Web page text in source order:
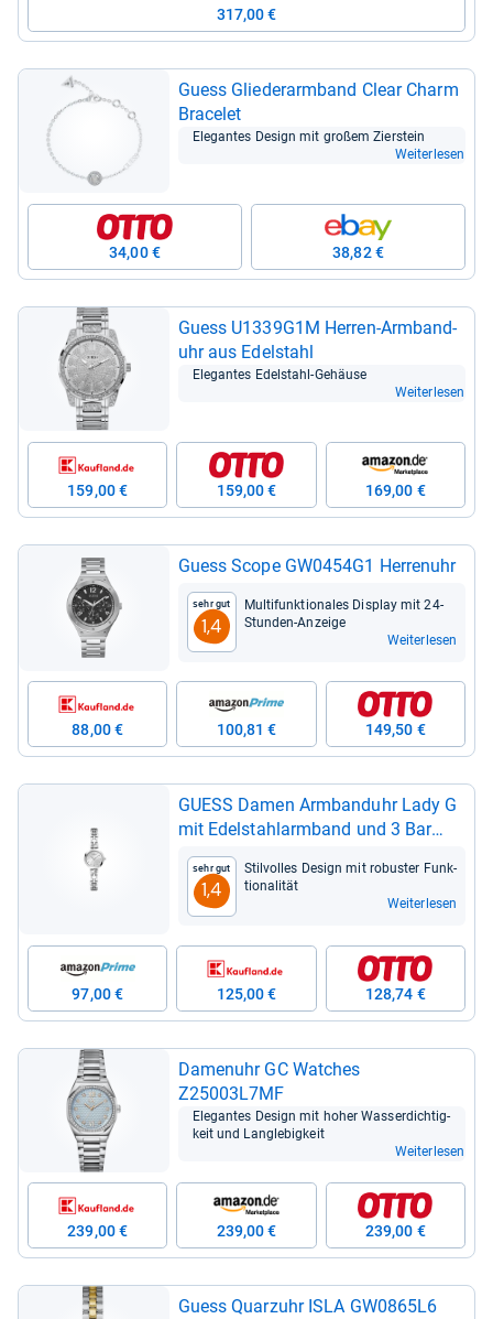
317,00 €
Guess Glie­der­arm­band Clear Charm
Bra­ce­let
Ele­gan­tes Design mit großem Zier­stein
Weiterlesen
34,00 € 38,82 €
Guess U1339G1M Her­ren-​Arm­band­
uhr aus Edel­stahl
Ele­gan­tes Edel­stahl-​Gehäuse
Weiterlesen
159,00 € 159,00 € 169,00 €
Guess Scope GW0454G1 Her­ren­uhr
Sehr gut
1,4
Mul­ti­funk­tio­na­les Dis­play mit 24-​
Stun­den-​Anzeige
Weiterlesen
88,00 € 100,81 € 149,50 €
GUESS Damen Arm­band­uhr Lady G
mit Edel­stahl­arm­band und 3 Bar
Was­ser­dich­tig­keit
Sehr gut
1,4
Stil­vol­les Design mit robus­ter Funk­
tio­na­li­tät
Weiterlesen
97,00 € 125,00 € 128,74 €
Damen­uhr GC Wat­ches
Z25003L7MF
Ele­gan­tes Design mit hoher Was­ser­dich­tig­
keit und Lang­le­big­keit
Weiterlesen
239,00 € 239,00 € 239,00 €
Guess Quarz­uhr ISLA GW0865L6